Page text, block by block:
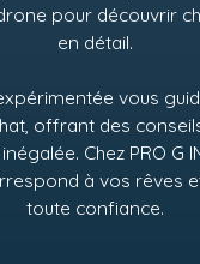
pour découvrir
en détail.
vous
offrant des
Chez PRO G
à vos rêves
toute confiance.